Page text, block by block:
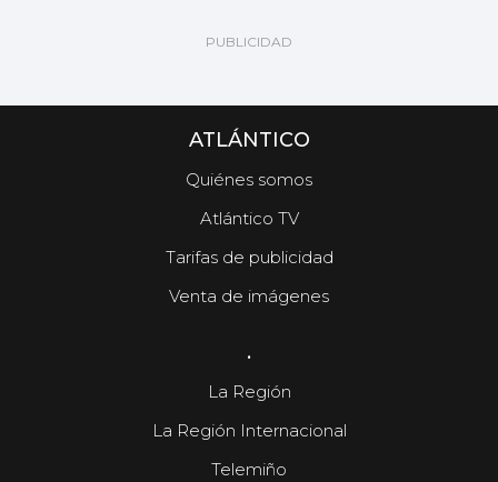
ATLÁNTICO
Quiénes somos
Atlántico TV
Tarifas de publicidad
Venta de imágenes
.
La Región
La Región Internacional
Telemiño